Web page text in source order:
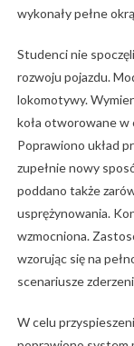
wykonały pełne
Studenci nie
rozwoju pojazdu.
lokomotywy.
koła otworowane w
Poprawiono układ
zupełnie nowy
poddano także
usprężynowania.
wzmocniona.
wzorując się na
scenariusze
W celu